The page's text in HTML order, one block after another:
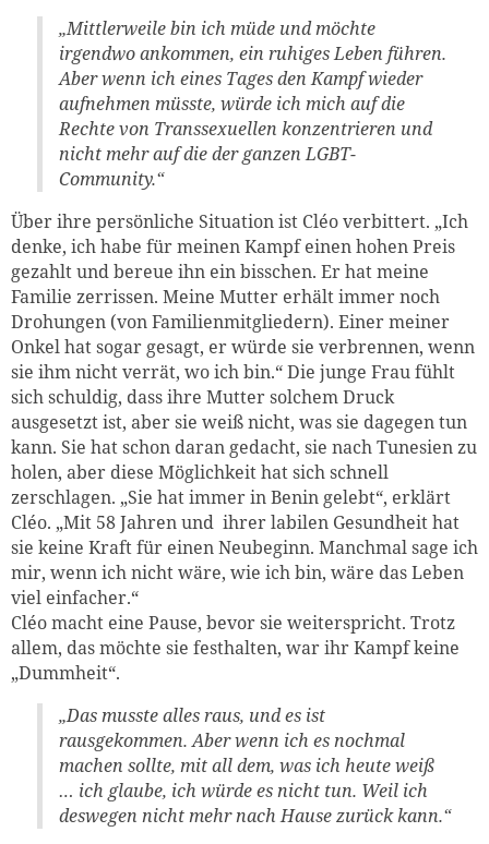
„Mittlerweile bin ich müde und möchte
irgendwo ankommen, ein ruhiges Leben führen.
Aber wenn ich eines Tages den Kampf wieder
aufnehmen müsste, würde ich mich auf die
Rechte von Transsexuellen konzentrieren und
nicht mehr auf die der ganzen LGBT-
Community.“
Über ihre persönliche Situation ist Cléo verbittert. „Ich
denke, ich habe für meinen Kampf einen hohen Preis
gezahlt und bereue ihn ein bisschen. Er hat meine
Familie zerrissen. Meine Mutter erhält immer noch
Drohungen (von Familienmitgliedern). Einer meiner
Onkel hat sogar gesagt, er würde sie verbrennen, wenn
sie ihm nicht verrät, wo ich bin.“ Die junge Frau fühlt
sich schuldig, dass ihre Mutter solchem Druck
ausgesetzt ist, aber sie weiß nicht, was sie dagegen tun
kann. Sie hat schon daran gedacht, sie nach Tunesien zu
holen, aber diese Möglichkeit hat sich schnell
zerschlagen. „Sie hat immer in Benin gelebt“, erklärt
Cléo. „Mit 58 Jahren und ihrer labilen Gesundheit hat
sie keine Kraft für einen Neubeginn. Manchmal sage ich
mir, wenn ich nicht wäre, wie ich bin, wäre das Leben
viel einfacher.“
Cléo macht eine Pause, bevor sie weiterspricht. Trotz
allem, das möchte sie festhalten, war ihr Kampf keine
„Dummheit“.
„Das musste alles raus, und es ist
rausgekommen. Aber wenn ich es nochmal
machen sollte, mit all dem, was ich heute weiß
… ich glaube, ich würde es nicht tun. Weil ich
deswegen nicht mehr nach Hause zurück kann.“